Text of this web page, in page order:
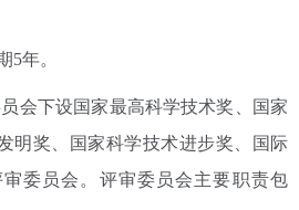
5年。
会下设国家最高科学技术奖、国家
明奖、国家科学技术进步奖、国际
委员会。评审委员会主要职责包